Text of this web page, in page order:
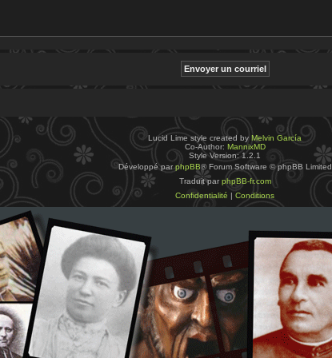
Lucid Lime style created by Melvin García
Co-Author: MannixMD
Style Version: 1.2.1
Développé parphpBB® Forum Software © phpBB Limited
Traduit par phpBB-fr.com
Confidentialité | Conditions